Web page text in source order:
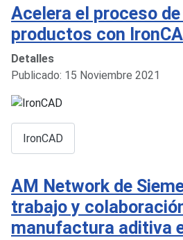
Acelera el proceso
productos con
Detalles
Publicado: 15 Noviembre 2021
IronCAD
AM Network de
trabajo y
manufactura aditiva